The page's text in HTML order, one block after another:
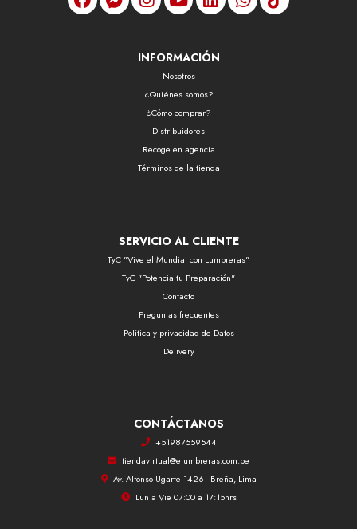
INFORMACIÓN
Nosotros
¿Quiénes somos?
¿Cómo comprar?
Distribuidores
Recoge en agencia
Términos de la tienda
SERVICIO AL CLIENTE
TyC "Vive el Mundial con Lumbreras"
TyC "Potencia tu Preparación"
Contacto
Preguntas frecuentes
Política y privacidad de Datos
Delivery
CONTÁCTANOS
+51987559544
tiendavirtual@elumbreras.com.pe
Av. Alfonso Ugarte 1426 - Breña, Lima
Lun a Vie 07:00 a 17:15hrs